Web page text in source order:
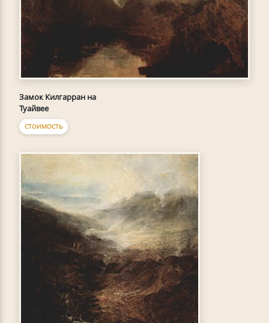
Замок Килгарран на
Туайвее
СТОИМОСТЬ